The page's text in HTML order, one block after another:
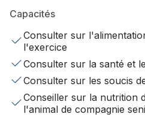
Capacités
Consulter sur
l'exercice
Consulter sur la santé et
Consulter sur les soucis
Conseiller sur la nutrition
l'animal de compagnie